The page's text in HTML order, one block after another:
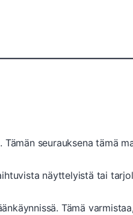
seurauksena tämä
näyttelyistä tai
Tämä varmistaa,